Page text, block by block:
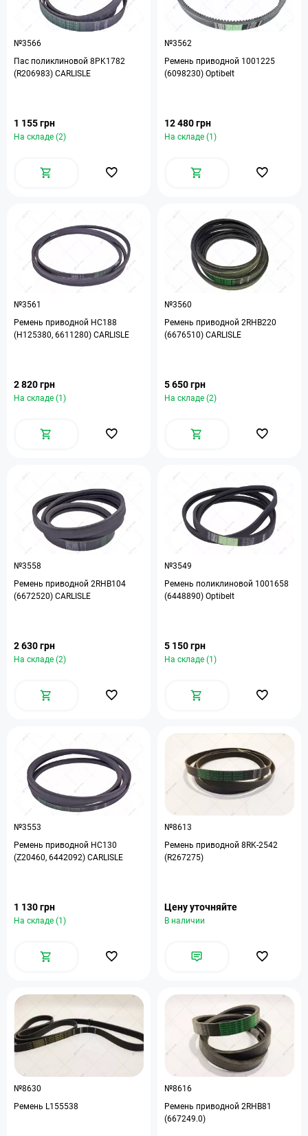
№3566
Пас поликлиновой 8PK1782
(R206983) CARLISLE
1 155 грн
На складе (2)
№3562
Ремень приводной 1001225
(6098230) Optibelt
12 480 грн
На складе (1)
№3561
Ремень приводной HC188
(H125380, 6611280) CARLISLE
2 820 грн
На складе (1)
№3560
Ремень приводной 2RHB220
(6676510) CARLISLE
5 650 грн
На складе (2)
№3558
Ремень приводной 2RHB104
(6672520) CARLISLE
2 630 грн
На складе (2)
№3549
Ремень поликлиновой 1001658
(6448890) Optibelt
5 150 грн
На складе (1)
№3553
Ремень приводной HC130
(Z20460, 6442092) CARLISLE
1 130 грн
На складе (1)
№8613
Ремень приводной 8RK-2542
(R267275)
Цену уточняйте
В наличии
№8630
Ремень L155538
№8616
Ремень приводной 2RHB81
(667249.0)